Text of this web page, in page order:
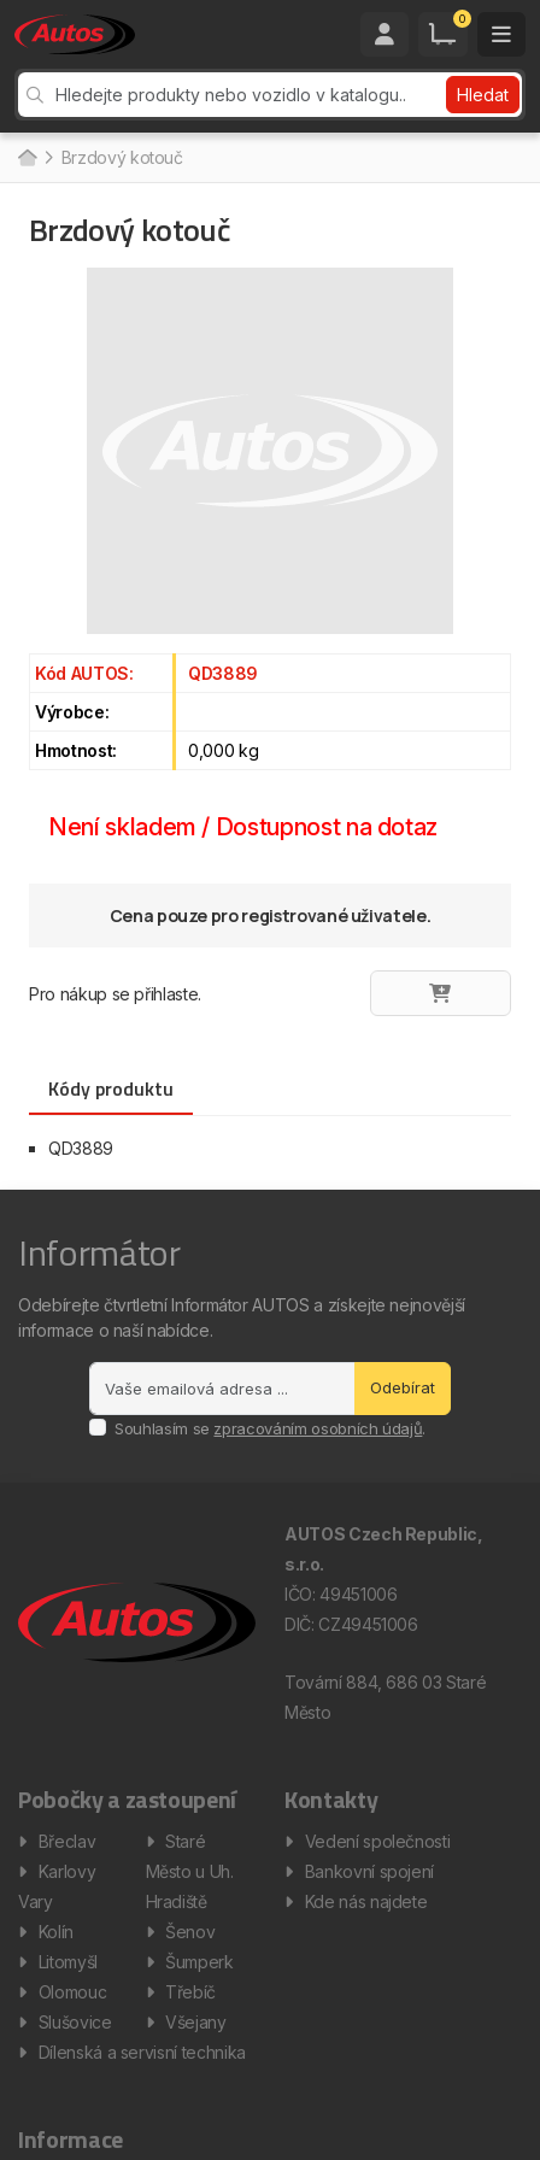
0
Hledat
Brzdový kotouč
Brzdový kotouč
Kód AUTOS:
QD3889
Výrobce:
Hmotnost:
0,000 kg
Není skladem / Dostupnost na dotaz
Cena pouze pro registrované uživatele.
Pro nákup se přihlaste.
Kódy produktu
QD3889
Informátor
Odebírejte čtvrtletní Informátor AUTOS a získejte nejnovější
informace o naší nabídce.
Odebírat
Souhlasím se zpracováním osobních údajů.
AUTOS Czech Republic,
s.r.o.
IČO: 49451006
DIČ: CZ49451006
Tovární 884, 686 03 Staré
Město
Pobočky a zastoupení
Břeclav
Karlovy
Vary
Kolín
Litomyšl
Olomouc
Slušovice
Staré
Město u Uh.
Hradiště
Šenov
Šumperk
Třebíč
Všejany
Dílenská a servisní technika
Kontakty
Vedení společnosti
Bankovní spojení
Kde nás najdete
Informace